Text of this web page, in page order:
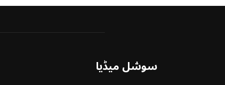
سوشل میڈیا